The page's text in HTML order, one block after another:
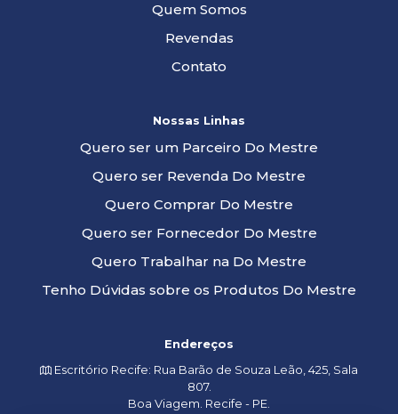
Quem Somos
Revendas
Contato
Nossas Linhas
Quero ser um Parceiro Do Mestre
Quero ser Revenda Do Mestre
Quero Comprar Do Mestre
Quero ser Fornecedor Do Mestre
Quero Trabalhar na Do Mestre
Tenho Dúvidas sobre os Produtos Do Mestre
Endereços
Escritório Recife: Rua Barão de Souza Leão, 425, Sala
807.
Boa Viagem. Recife - PE.